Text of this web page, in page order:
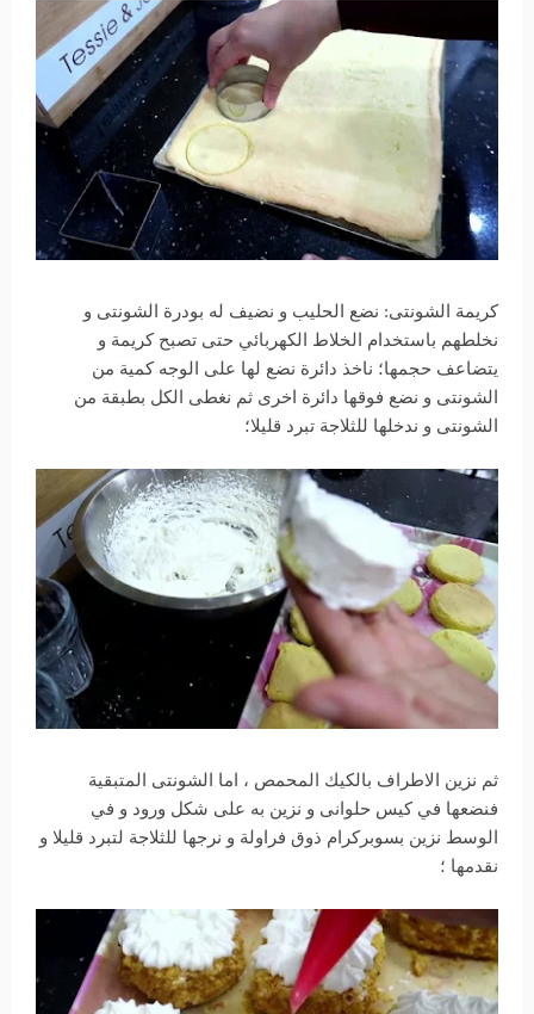
كريمة الشونتى: نضع الحليب و نضيف له بودرة الشونتى و
نخلطهم باستخدام الخلاط الكهربائي حتى تصبح كريمة و
يتضاعف حجمها؛ ناخذ دائرة نضع لها على الوجه كمية من
الشونتى و نضع فوقها دائرة اخرى ثم نغطى الكل بطبقة من
الشونتى و ندخلها للثلاجة تبرد قليلا؛
ثم نزين الاطراف بالكيك المحمص ، اما الشونتى المتبقية
فنضعها في كيس حلوانى و نزين به على شكل ورود و في
الوسط نزين بسوبركرام ذوق فراولة و نرجها للثلاجة لتبرد قليلا و
نقدمها ؛